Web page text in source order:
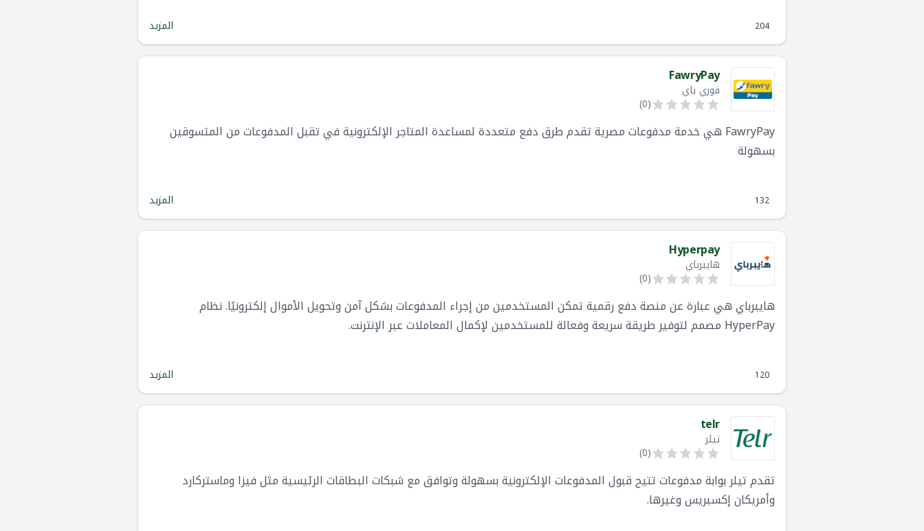
204 المزيد
FawryPay
فوري باي
(
0
)
FawryPay هي خدمة مدفوعات مصرية تقدم طرق دفع متعددة لمساعدة المتاجر الإلكترونية في تقبل المدفوعات من المتسوقين
بسهولة
132 المزيد
Hyperpay
هايبرباي
(
0
)
هايبرباي هي عبارة عن منصة دفع رقمية تمكن المستخدمين من إجراء المدفوعات بشكل آمن وتحويل الأموال إلكترونيًا. نظام
HyperPay مصمم لتوفير طريقة سريعة وفعالة للمستخدمين لإكمال المعاملات عبر الإنترنت.
120 المزيد
telr
تيلر
(
0
)
تقدم تيلر بوابة مدفوعات تتيح قبول المدفوعات الإلكترونية بسهولة وتوافق مع شبكات البطاقات الرئيسية مثل فيزا وماستركارد
وأمريكان إكسبريس وغيرها.